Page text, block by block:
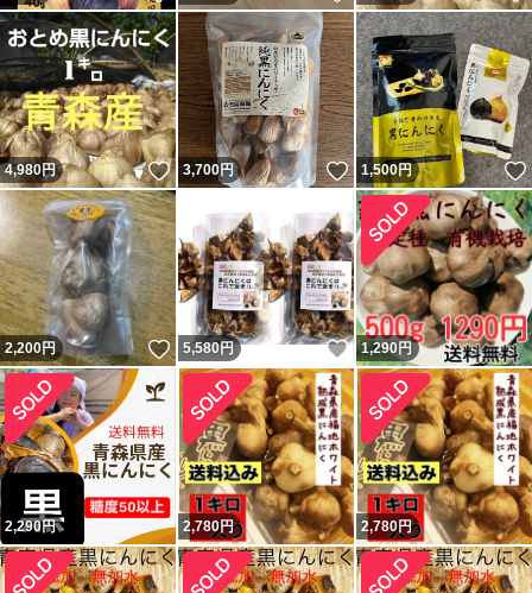
4,980円 いいね！
3,700円 いいね！
1,500円
2,200円 いいね！
5,580円 いいね！
1,290円
2,290円 2,780円 2,780円